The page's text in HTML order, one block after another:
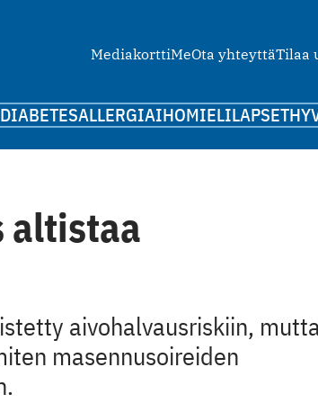
MediakorttiMeOta yhteyttäTilaa
DIABETESALLERGIAIHOMIELILAPSET
altistaa
aivohalvausriskiin,
masennusoireiden